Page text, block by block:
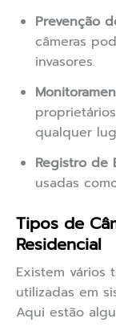
Prevenção
câmeras
invasores.
qualquer
Registro de
usadas
Tipos de
Residencial
Existem vários
utilizadas em
Aqui estão